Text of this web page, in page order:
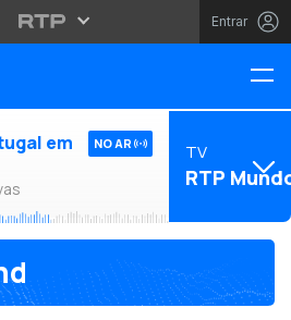
Entrar
em
NO AR TV
RTP